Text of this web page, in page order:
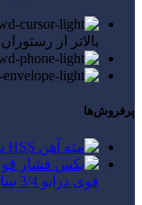
بالاتر از
پرفروش‌ها
قوی درایو 3/4 سایز 33 برند شاهد